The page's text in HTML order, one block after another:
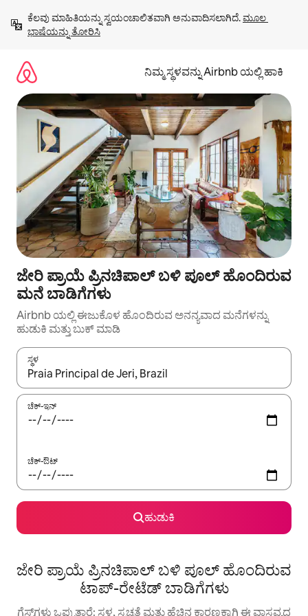
ಹೋಗಿ
ಕೆಲವು ಮಾಹಿತಿಯನ್ನು ಸ್ವಯಂಚಾಲಿತವಾಗಿ ಅನುವಾದಿಸಲಾಗಿದೆ. ಮೂಲ
ಭಾಷೆಯನ್ನು ತೋರಿಸಿ
ನಿಮ್ಮ ಸ್ಥಳವನ್ನು Airbnb ಯಲ್ಲಿ ಹಾಕಿ
ಜೇರಿ ಪ್ರಾಯೆ ಪ್ರಿನಚಿಪಾಲ್ ಬಳಿ ಪೂಲ್ ಹೊಂದಿರುವ
ಮನೆ ಬಾಡಿಗೆಗಳು
Airbnb ಯಲ್ಲಿ ಈಜುಕೊಳ ಹೊಂದಿರುವ ಅನನ್ಯವಾದ ಮನೆಗಳನ್ನು
ಹುಡುಕಿ ಮತ್ತು ಬುಕ್ ಮಾಡಿ
ಸ್ಥಳ
ಫಲಿತಾಂಶಗಳು ಲಭ್ಯವಿರುವಾಗ, ಅಪ್ ಮತ್ತು ಡೌನ್ ಬಾಣದ ಕೀಲಿಗಳೊಂದಿಗೆ
ಚೆಕ್-ಇನ್
ಚೆಕ್-ಔಟ್
ಹುಡುಕಿ
ಜೇರಿ ಪ್ರಾಯೆ ಪ್ರಿನಚಿಪಾಲ್ ಬಳಿ ಪೂಲ್ ಹೊಂದಿರುವ
ಟಾಪ್-ರೇಟೆಡ್ ಬಾಡಿಗೆಗಳು
ಗೆಸ್ಟ್‌ಗಳು ಒಪ್ಪುತ್ತಾರೆ: ಸ್ಥಳ, ಸ್ವಚ್ಛತೆ ಮತ್ತು ಹೆಚ್ಚಿನ ಕಾರಣಕ್ಕಾಗಿ ಈ ವಾಸ್ತವ್ಯದ